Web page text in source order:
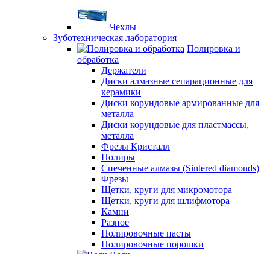
Чехлы
Зуботехническая лаборатория
Полировка и
обработка
Держатели
Диски алмазные сепарационные для
керамики
Диски корундовые армированные для
металла
Диски корундовые для пластмассы,
металла
Фрезы Кристалл
Полиры
Спеченные алмазы (Sintered diamonds)
Фрезы
Щетки, круги для микромотора
Щетки, круги для шлифмотора
Камни
Разное
Полировочные пасты
Полировочные порошки